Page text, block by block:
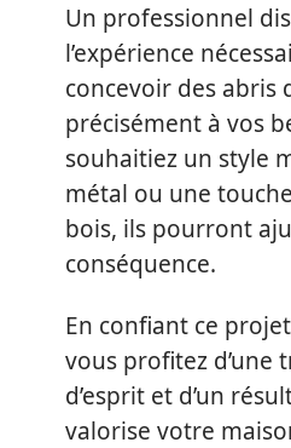
Un professionnel
l’expérience
concevoir des abris
précisément à vos
souhaitiez un style
métal ou une
bois, ils pourront
conséquence.
En confiant ce
vous profitez d’une
d’esprit et d’un
valorise votre